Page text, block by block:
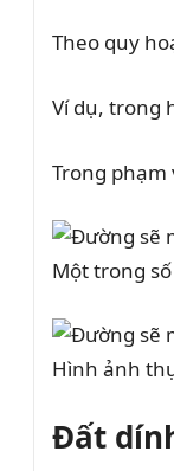
Theo quy
Ví dụ, trong
Trong phạm
Một trong
Hình ảnh
Đất